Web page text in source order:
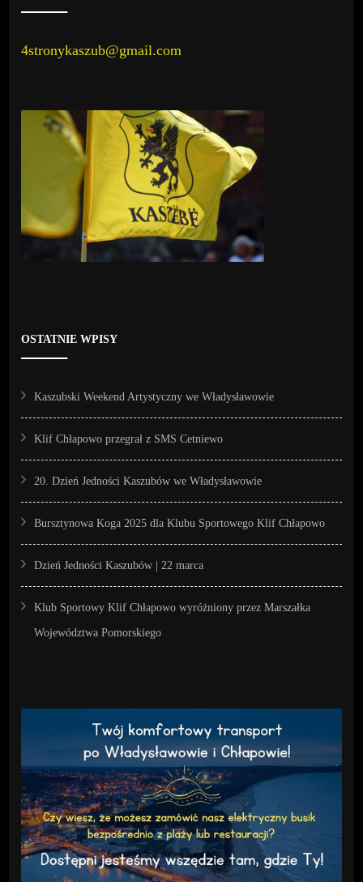
4stronykaszub@gmail.com
OSTATNIE WPISY
Kaszubski Weekend Artystyczny we Władysławowie
Klif Chłapowo przegrał z SMS Cetniewo
20. Dzień Jedności Kaszubów we Władysławowie
Bursztynowa Koga 2025 dla Klubu Sportowego Klif Chłapowo
Dzień Jedności Kaszubów | 22 marca
Klub Sportowy Klif Chłapowo wyróżniony przez Marszałka
Województwa Pomorskiego